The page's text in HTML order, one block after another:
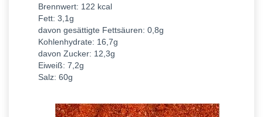
Brennwert: 122 kcal
Fett: 3,1g
davon gesättigte Fettsäuren: 0,8g
Kohlenhydrate: 16,7g
davon Zucker: 12,3g
Eiweiß: 7,2g
Salz: 60g